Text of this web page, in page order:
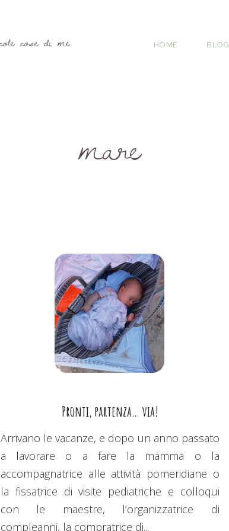
HOME BLOG
mare
Pronti, partenza… via!
Arrivano le vacanze, e dopo un anno passato
a lavorare o a fare la mamma o la
accompagnatrice alle attività pomeridiane o
la fissatrice di visite pediatriche e colloqui
con le maestre, l’organizzatrice di
compleanni, la compratrice di...